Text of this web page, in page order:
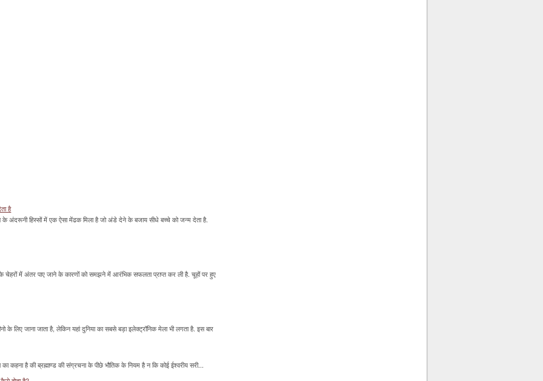
है
के अंदरूनी हिस्सों में एक ऐसा मेंढक मिला है जो अंडे देने के बजाय सीधे बच्चे को जन्म देता है.
चेहरों में अंतर पाए जाने के कारणों को समझने में आरंभिक सफलता प्राप्त कर ली है. चूहों पर हुए
लिए जाना जाता है, लेकिन यहां दुनिया का सबसे बड़ा इलेक्ट्रॉनिक मेला भी लगता है. इस बार
कहना है की ब्रह्माण्ड की संग्रचना के पीछे भौतिक के नियम है न कि कोई ईश्वरीय सरी...